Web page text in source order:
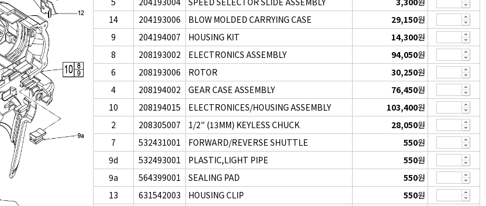
14
204193006 BLOW MOLDED CARRYING CASE 29,150원
9
204194007 HOUSING KIT 14,300원
8
208193002 ELECTRONICS ASSEMBLY 94,050원
6
208193006 ROTOR 30,250원
4
208194002 GEAR CASE ASSEMBLY 76,450원
10
208194015 ELECTRONICES/HOUSING ASSEMBLY 103,400원
2
208305007 1/2" (13MM) KEYLESS CHUCK 28,050원
7
532431001 FORWARD/REVERSE SHUTTLE 550원
9d
532493001 PLASTIC,LIGHT PIPE 550원
9a
564399001 SEALING PAD 550원
13
631542003 HOUSING CLIP 550원